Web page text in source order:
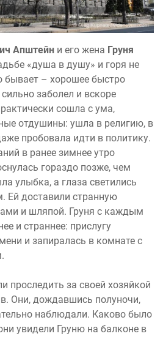
Апштейн и его жена Груня
«душа в душу» и горя не
бывает – хорошее быстро
заболел и вскоре
сошла с ума,
отдушины: ушла в религию, в
пробовала идти в политику.
в ранее зимнее утро
гораздо позже, чем
улыбка, а глаза светились
Ей доставили странную
и шляпой. Груня с каждым
и страннее: прислугу
и запиралась в комнате с
проследить за своей хозяйкой
Они, дождавшись полуночи,
наблюдали. Каково было
увидели Груню на балконе в